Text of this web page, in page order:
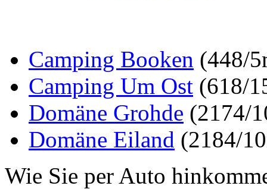
Camping Booken (448/
Camping Um Ost (618/
Domäne Grohde (2174/
Domäne Eiland (2184/
Wie Sie per Auto